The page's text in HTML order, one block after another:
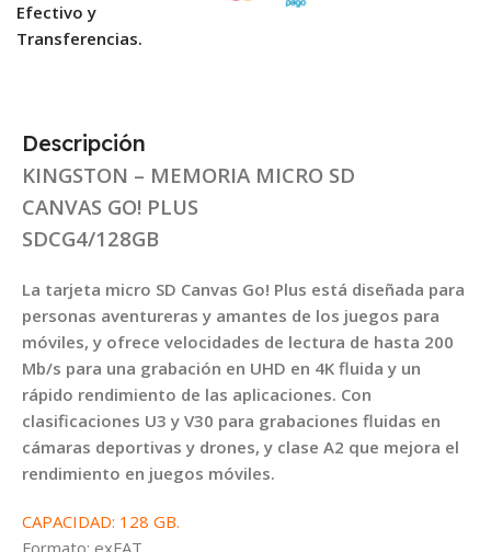
Efectivo y
Transferencias.
Descripción
KINGSTON – MEMORIA MICRO SD
CANVAS GO! PLUS
SDCG4/128GB
La tarjeta micro SD Canvas Go! Plus está diseñada para
personas aventureras y amantes de los juegos para
móviles, y ofrece velocidades de lectura de hasta 200
Mb/s para una grabación en UHD en 4K fluida y un
rápido rendimiento de las aplicaciones. Con
clasificaciones U3 y V30 para grabaciones fluidas en
cámaras deportivas y drones, y clase A2 que mejora el
rendimiento en juegos móviles.
CAPACIDAD: 128 GB.